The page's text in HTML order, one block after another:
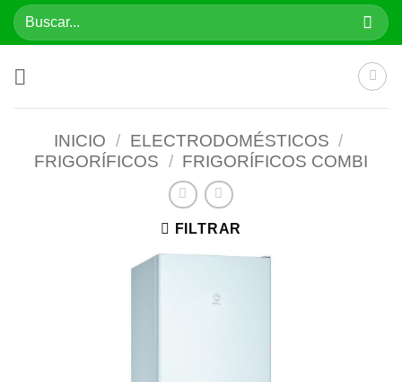
SaltarBuscar
por:
INICIO / ELECTRODOMÉSTICOS /
FRIGORÍFICOS / FRIGORÍFICOS COMBI
FILTRAR